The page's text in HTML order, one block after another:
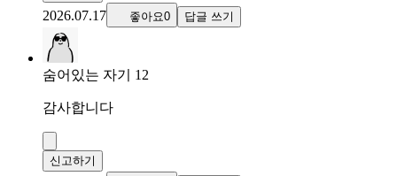
2026.07.17 좋아요0 답글 쓰기
숨어있는 자기 12
감사합니다
신고하기